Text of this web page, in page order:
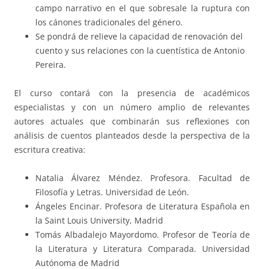
campo narrativo en el que sobresale la ruptura con
los cánones tradicionales del género.
Se pondrá de relieve la capacidad de renovación del
cuento y sus relaciones con la cuentística de Antonio
Pereira.
El curso contará con la presencia de académicos
especialistas y con un número amplio de relevantes
autores actuales que combinarán sus reflexiones con
análisis de cuentos planteados desde la perspectiva de la
escritura creativa:
Natalia Álvarez Méndez. Profesora. Facultad de
Filosofía y Letras. Universidad de León.
Ángeles Encinar. Profesora de Literatura Española en
la Saint Louis University, Madrid
Tomás Albadalejo Mayordomo. Profesor de Teoría de
la Literatura y Literatura Comparada. Universidad
Autónoma de Madrid